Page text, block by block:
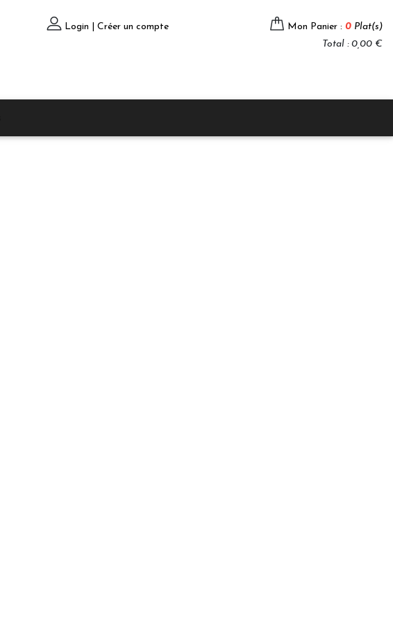
Login | Créer un compte Mon Panier : 0 Plat(s)
Total : 0,00 €